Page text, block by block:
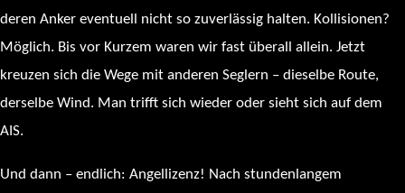
deren Anker eventuell nicht so zuverlässig halten. Kollisionen?
Möglich. Bis vor Kurzem waren wir fast überall allein. Jetzt
kreuzen sich die Wege mit anderen Seglern – dieselbe Route,
derselbe Wind. Man trifft sich wieder oder sieht sich auf dem
AIS.
Und dann – endlich: Angellizenz! Nach stundenlangem